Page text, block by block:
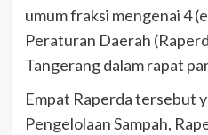
umum fraksi mengenai 4
Peraturan Daerah
Tangerang dalam rapat
Empat Raperda tersebut
Pengelolaan Sampah,